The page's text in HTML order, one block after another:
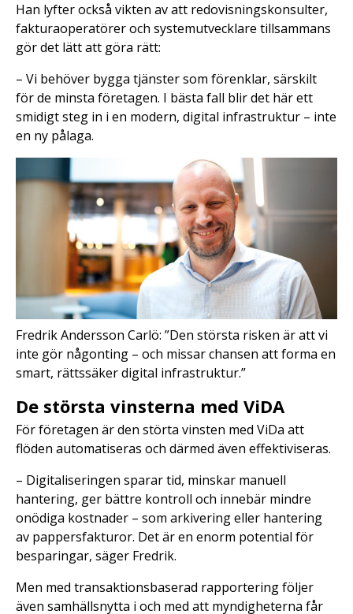
Han lyfter också vikten av att redovisningskonsulter,
fakturaoperatörer och systemutvecklare tillsammans
gör det lätt att göra rätt:
– Vi behöver bygga tjänster som förenklar, särskilt
för de minsta företagen. I bästa fall blir det här ett
smidigt steg in i en modern, digital infrastruktur – inte
en ny pålaga.
Fredrik Andersson Carlö: ”Den största risken är att vi
inte gör någonting – och missar chansen att forma en
smart, rättssäker digital infrastruktur.”
De största vinsterna med ViDA
För företagen är den störta vinsten med ViDa att
flöden automatiseras och därmed även effektiviseras.
– Digitaliseringen sparar tid, minskar manuell
hantering, ger bättre kontroll och innebär mindre
onödiga kostnader – som arkivering eller hantering
av pappersfakturor. Det är en enorm potential för
besparingar, säger Fredrik.
Men med transaktionsbaserad rapportering följer
även samhällsnytta i och med att myndigheterna får